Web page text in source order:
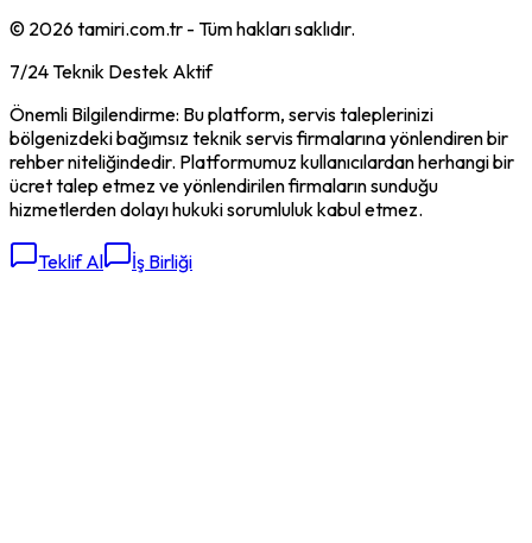
© 2026tamiri.com.tr - Tüm hakları saklıdır.
7/24 Teknik Destek Aktif
Önemli Bilgilendirme: Bu platform, servis taleplerinizi
bölgenizdeki bağımsız teknik servis firmalarına yönlendiren bir
rehber niteliğindedir. Platformumuz kullanıcılardan herhangi bir
ücret talep etmez ve yönlendirilen firmaların sunduğu
hizmetlerden dolayı hukuki sorumluluk kabul etmez.
Teklif Al İş Birliği